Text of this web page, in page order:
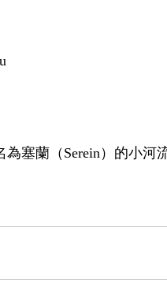
塞蘭（Serein）的小河